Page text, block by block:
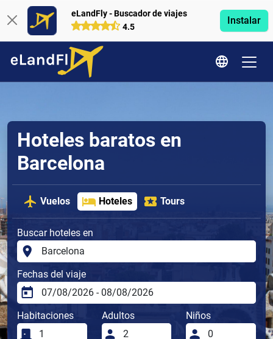
eLandFly - Buscador de viajes
4.5
Instalar
Hoteles baratos en
Barcelona
Vuelos Hoteles Tours
Buscar hoteles en
Fechas del viaje
Habitaciones Adultos Niños